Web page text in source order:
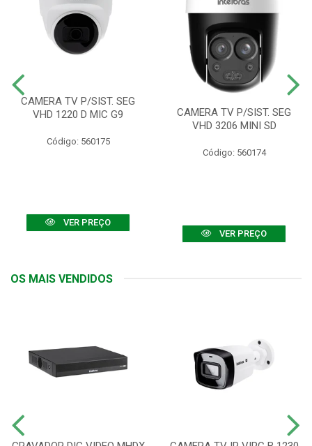
CAMERA TV P/SIST. SEG
VHD 1220 D MIC G9
Código: 560175
VER PREÇO
CAMERA TV P/SIST. SEG
VHD 3206 MINI SD
Código: 560174
VER PREÇO
OS MAIS VENDIDOS